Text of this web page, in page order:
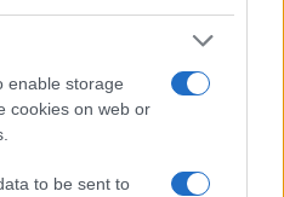
enable storage
cookies on web or
to be sent to
για πρώτη φορά